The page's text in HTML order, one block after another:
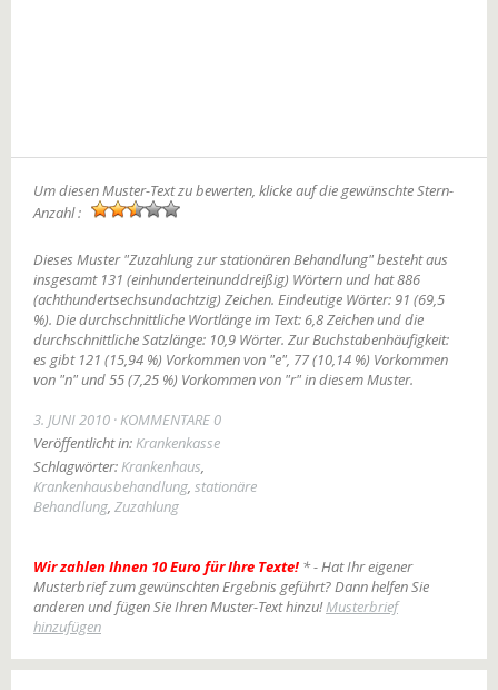
Um diesen Muster-Text zu bewerten, klicke auf die gewünschte Stern-
Anzahl :
Dieses Muster "Zuzahlung zur stationären Behandlung" besteht aus
insgesamt 131 (einhunderteinunddreißig) Wörtern und hat 886
(achthundertsechsundachtzig) Zeichen. Eindeutige Wörter: 91 (69,5
%). Die durchschnittliche Wortlänge im Text: 6,8 Zeichen und die
durchschnittliche Satzlänge: 10,9 Wörter. Zur Buchstabenhäufigkeit:
es gibt 121 (15,94 %) Vorkommen von "e", 77 (10,14 %) Vorkommen
von "n" und 55 (7,25 %) Vorkommen von "r" in diesem Muster.
3. JUNI 2010 KOMMENTARE 0
Veröffentlicht in:Krankenkasse
Schlagwörter:Krankenhaus,
Krankenhausbehandlung, stationäre
Behandlung, Zuzahlung
Wir zahlen Ihnen 10 Euro für Ihre Texte! * - Hat Ihr eigener
Musterbrief zum gewünschten Ergebnis geführt? Dann helfen Sie
anderen und fügen Sie Ihren Muster-Text hinzu!Musterbrief
hinzufügen